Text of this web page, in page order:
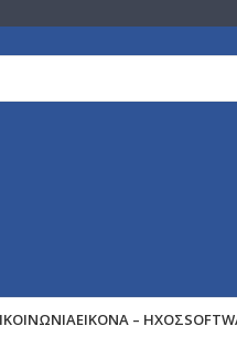
ΕΙΚΌΝΑ – ΉΧΟΣ